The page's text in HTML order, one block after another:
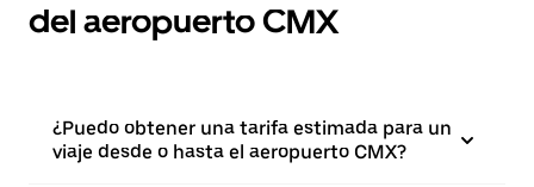
del aeropuerto CMX
¿Puedo obtener una tarifa estimada para un
viaje desde o hasta el aeropuerto CMX?